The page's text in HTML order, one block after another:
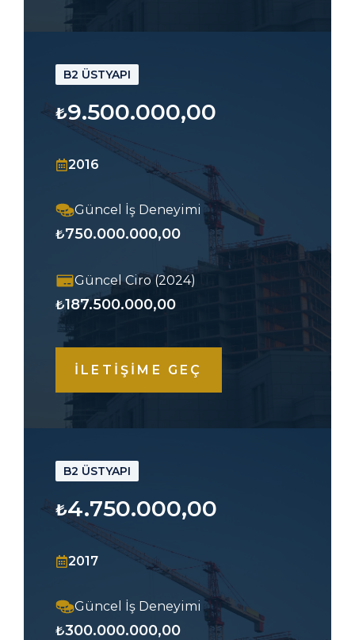
B2 ÜSTYAPI
₺9.500.000,00
2016
Güncel İş Deneyimi
₺750.000.000,00
Güncel Ciro (2024)
₺187.500.000,00
İLETİŞİME GEÇ
B2 ÜSTYAPI
₺4.750.000,00
2017
Güncel İş Deneyimi
₺300.000.000,00